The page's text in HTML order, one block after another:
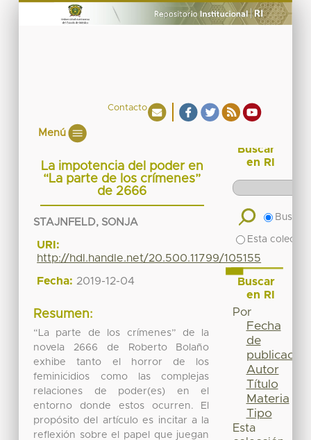
Contacto
Menú
La impotencia del poder en
“La parte de los crímenes”
de 2666
STAJNFELD, SONJA
URI:
http://hdl.handle.net/20.500.11799/105155
Fecha: 2019-12-04
Resumen:
“La parte de los crímenes” de la
novela 2666 de Roberto Bolaño
exhibe tanto el horror de los
feminicidios como las complejas
relaciones de poder(es) en el
entorno donde estos ocurren. El
propósito del artículo es incitar a la
reflexión sobre el papel que juegan
Buscar
en RI
Buscar
Esta
Buscar
en RI
Por
Fecha
de
publicación
Autor
Título
Materia
Tipo
Esta